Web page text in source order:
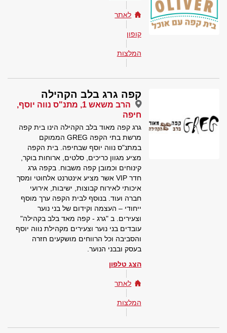
לאתר
קופון
המלצות
קפה גרג בלב הקהילה
הרב משאש 1, מתנ"ס נווה יוסף,
חיפה
גרג קפה מאוד בלב הקהילה הינו בית קפה
מרשת בתי הקפה GREG הממוקם
במתנ"ס נווה יוסף שבחיפה. בית הקפה
מציע מגוון כריכים, סלטים, ארוחות בוקר,
קינוחים וכמובן קפה משבוח. בקפה גרג
חדר VIP אשר מציע אינטרנט אלחוטי ומסך
איכותי לאירוח קבוצות, ישיבות, אירועי
חברה ועוד. בנוסף לבית הקפה ערך מוסף
ייחודי – העצמה וקידום של בני נוער
וצעירים. ב "גרג - קפה מאד בלב בקהילה"
עובדים בני נוער וצעירים מקהילת נווה יוסף
והסביבה וכל הרווחים מושקעים חזרה
בעסק ובבני הנוער.
הצג טלפון
לאתר
המלצות